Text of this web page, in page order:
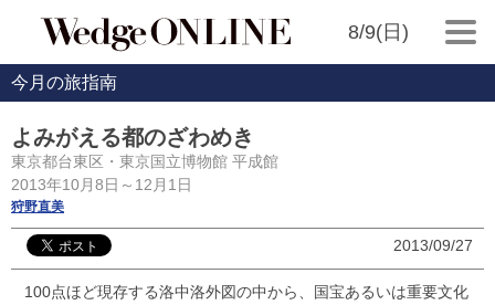
8/9(日)
今月の旅指南
よみがえる都のざわめき
東京都台東区・東京国立博物館 平成館
2013年10月8日～12月1日
狩野直美
2013/09/27
100点ほど現存する洛中洛外図の中から、国宝あるいは重要文化